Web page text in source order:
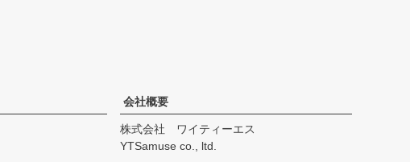
会社概要
株式会社 ワイティーエス
YTSamuse co., ltd.